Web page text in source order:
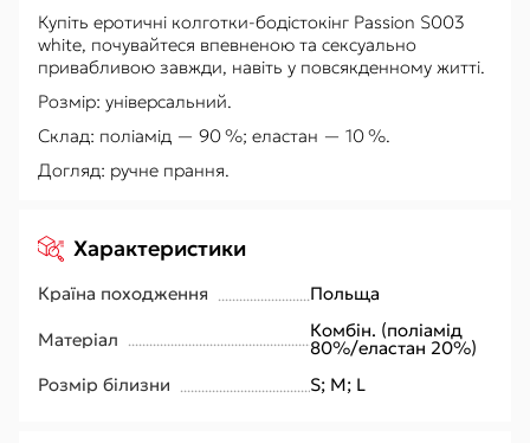
Купіть еротичні колготки-бодістокінг Passion S003
white, почувайтеся впевненою та сексуально
привабливою завжди, навіть у повсякденному житті.
Розмір: універсальний.
Склад: поліамід — 90 %; еластан — 10 %.
Догляд: ручне прання.
Характеристики
Країна походження Польща
Матеріал Комбін. (поліамід
80%/еластан 20%)
Розмір білизни
S; M; L